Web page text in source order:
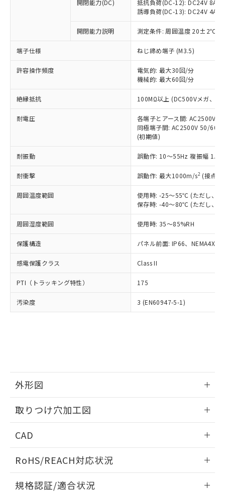
開閉能力(DC)
抵抗負荷(DC-12): DC24V 8A/
誘導負荷(DC-13): DC24V 4A/
開閉能力説明 測定条件: 周囲温度 20±2℃、
端子仕様 ねじ締め端子 (M3.5)
許容操作頻度
電気的: 最大30回/分
機械的: 最大60回/分
絶縁抵抗 100MΩ以上 (DC500Vメガ、点
耐電圧
各端子とアース間: AC2500V
同極端子間: AC2500V 50/
(初期値)
耐振動 誤動作: 10～55Hz 複振幅
耐衝撃 誤動作: 最大1000m/s2 (接点
周囲温度範囲
使用時: -25～55℃ (ただし、氷
保存時: -40～80℃ (ただし、氷
周囲湿度範囲 使用時: 35～85%RH
保護構造 パネル前面: IP66、NEMA4X,
感電保護クラス Class II
PTI（トラッキング特性） 175
汚染度 3 (EN60947-5-1)
外形図
取りつけ穴加工図
CAD
ドすることができます。
RoHS/REACH対応状況
規格認証/適合状況
ことをご了承ください。
在庫状況および標準価格照会結果は、
記載している更新日時点での社内デー
タに基づき作成されるものであり、閲
覧された時点での実際の在庫および標
準価格とは異なる場合があることをご
正式な納期状況および標準価格はお客
様のお取引先、またはお客様担当のオ
ムロン制御機器販売店・当社販売員に
オムロン制御機器販売店や当社販売拠
販売ネットワーク
」をご確認
在庫状況および標準価格結果を当社の
事前の承諾なく第三者に漏洩または開
示しないようお願いします。
マイパーツ機能（部品リスト作成サー
ビス）をご利用いただくには、I-Web
メンバーズにご登録されている必要が
お客様が当ウェブサイト上で当社にご
登録された部品リストについて、当社
および当社の共同利用者が、当社の製
品・サービスに関するお客様との取
引・商談に必要な範囲で利用すること
をご了承ください。
※当社の共同利用者とは、"個人情報
の「1.共同利
用者の範囲」に記載されている法人を
むを得ず変更することがあります。
*EU RoHS指令（10物質）：
鉛(Pb) 1000ppm以下、 水銀(Hg) 1000ppm以下、 カド
ミウム(Cd) 100ppm以下、
六価クロム(Cr(Ⅵ)) 1000ppm以下、ポリ臭化ビフェニル
類(PBB) 1000ppm以下、ポリ臭化ジフェニルエーテル類
(PBDE) 1000ppm以下、フタル酸ビス(2-エチルヘキシ
ル) (DEHP)(別名：DOP) 1000ppm以下、フタル酸ブチ
(DIBP) 1000ppm以下
但し、RoHS指令で産業用監視および制御機器に対する
フタル酸エステル類の４物質については閾値を超える意
図的な使用がないことを確認しています。
部品在庫の切り替え状況などにより、予定
月が前後することがあります。
※3 非含有証明書ダウンロード
下記の非含有証明書をダウンロードするこ
とができます。
EU RoHS指令（10物質）の非含有証明書
51物質の非含有証明書（当社基準）
※本証明書は発行日時点で非含有を証明す
欄に対応日を記載しておりました。
既に当社にて対応品への在庫切替を完了
り、2022年1月12日より割愛しておりま
す。
「－」：未確認です。当社販売部門へお問
*中国RoHS10物質の基準値 (GB/T26572)：
Pb(鉛) :1000ppm、 Hg(水銀) : 1000ppm、 Cd(カドミウ
ニル類) : 1000ppm、 PBDEs(ポリ臭化ジフェニルエーテ
DBP(フタル酸ジブチル) : 1000ppm、 DIBP(フタル酸ジ
イソブチル) : 1000ppm、 BBP(フタル酸ブチルベンジ
ル) : 1000ppm、
DEHP(フタル酸ビス(2-エチルヘキシル)) : 1000ppm
「ｅ」：有害物質（10物質）のすべてが基
準値以下であることを示します。
「10」：通常の使用状況下において有害物
質が外部に漏えいし、環境に深刻な影響を
及ぼさない年数を意味します。
「－」：未確認です。当社販売部門へお問
い合わせください。
当社は、これら貴社製品のうち、外国
為替および外国貿易法に定める商品
（以下｢規制貨物等」という）を輸出
または国外への提供する場合は、日本
国政府の輸出許可(または役務取引許
可)を取得するなどの必要な手続きを
当社は規制貨物を破棄する場合は、完
全に破砕するなど、違法に輸出されな
いよう必要な手段を講じます。
当社は貴社製品を、核兵器、ミサイ
ル、化学兵器、生物兵器またはその他
武器並びにこれらの製造装置等に一切
当社は、貴社製品を第三者に販売する
場合は、上記1、2および3の内容を当
該第三者に通知します。また当社は、
販売先および販売に係わる関係者が違
法に輸出するおそれがある場合は、取
り引きをいたしません。
○ 一定数以上の在庫あり
一定数には満たないが在庫あり
在庫なし(最新の在庫状況につ
いては、お客様のお取引先、ま
たはお客様担当のオムロン制御
機器販売店・当社販売員にご確
白
受注生産機種、また在庫状況の
情報を公開していない機種